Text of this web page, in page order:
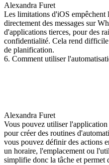
Alexandra Furet
Les limitations d'iOS empêchent
directement des messages sur
d'applications tierces, pour des
confidentialité. Cela rend
de planification.
6. Comment utiliser
Alexandra Furet
Vous pouvez utiliser
pour créer des routines
vous pouvez définir des actions
un horaire, l'emplacement ou
simplifie donc la tâche et permet